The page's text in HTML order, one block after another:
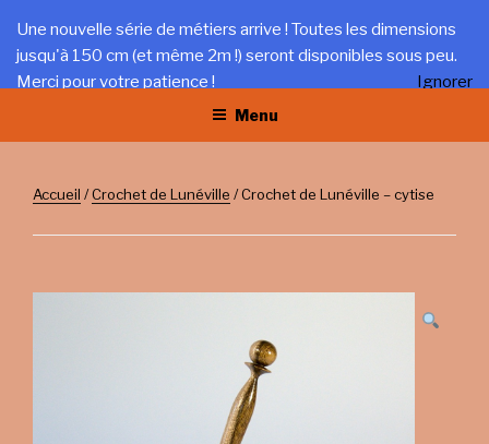
contenu
principal
LA TRÉFILERIE
Gîte et artisanat au coeur du Jura
Menu
Accueil /Crochet de Lunéville / Crochet de Lunéville – cytise
Une nouvelle série de métiers arrive ! Toutes les dimensions
jusqu'à 150 cm (et même 2m !) seront disponibles sous peu.
Merci pour votre patience !
Ignorer